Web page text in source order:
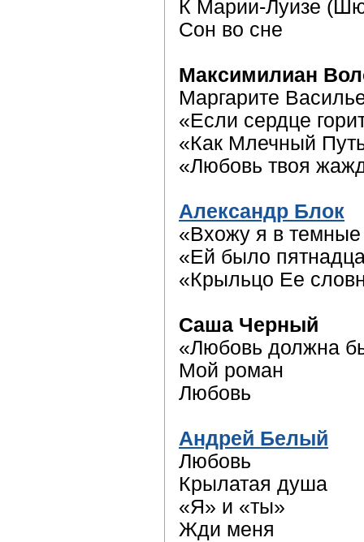
К Марии-Луизе
Сон во сне
Максимилиан
Маргарите
«Если сердце
«Как Млечный
«Любовь твоя
Александр Блок
«Вхожу я в
«Ей было
«Крыльцо Ее
Саша Черный
«Любовь должна
Мой роман
Любовь
Андрей Белый
Любовь
Крылатая душа
«Я» и «ты»
Жди меня